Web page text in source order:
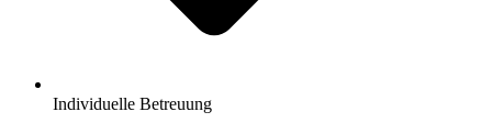
Individuelle Betreuung